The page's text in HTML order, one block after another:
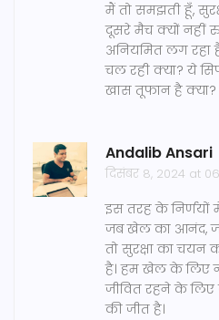
मैं तो समझती हूँ,
दूसरे मैच क्यों
अनियमित लग रहा
चल रही क्या? ये
खास तूफान है क्या?
Andalib Ansari
दिसंबर 8, 2024 at
इस तरह के निर्णयों
जब खेल का आनंद,
तो सुरक्षा का चयन
है। हम खेल के लिए
जीवित रहने के लिए
की जीत है।